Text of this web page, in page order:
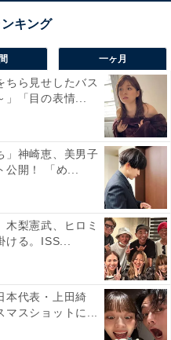
一ヶ月
ちら見せしたバス
」「目の表情...
」神崎恵、美男子
公開！ 「め...
木梨憲武、ヒロミ
ける。ISS...
本代表・上田綺
マスショットに...